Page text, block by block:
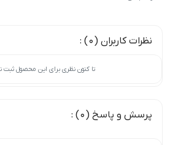
نظرات کاربران (0) :
تا کنون نظری برای این محصول
پرسش و پاسخ (0) :